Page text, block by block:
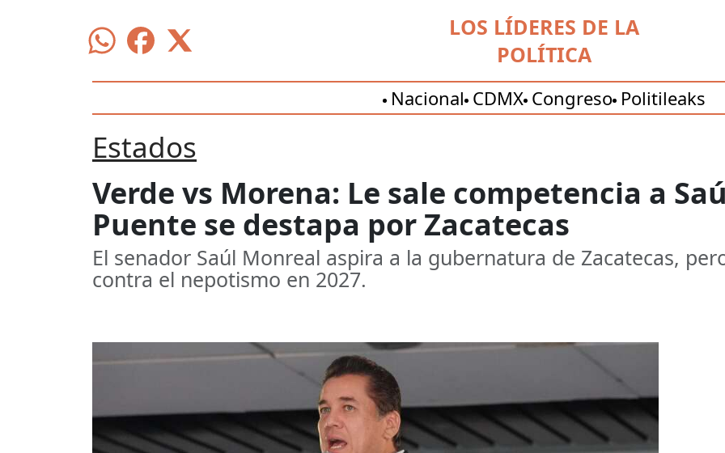
LOS LÍDERES DE LA
POLÍTICA
Nacional CDMX Congreso Politileaks
Estados
Verde vs Morena: Le sale competencia a
Puente se destapa por Zacatecas
El senador Saúl Monreal aspira a la gubernatura de Zacatecas,
contra el nepotismo en 2027.